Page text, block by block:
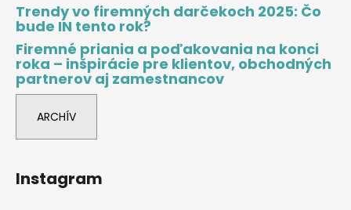
Trendy vo firemných darčekoch 2025: Čo
bude IN tento rok?
Firemné priania a poďakovania na konci
roka – inšpirácie pre klientov, obchodných
partnerov aj zamestnancov
ARCHÍV
Instagram